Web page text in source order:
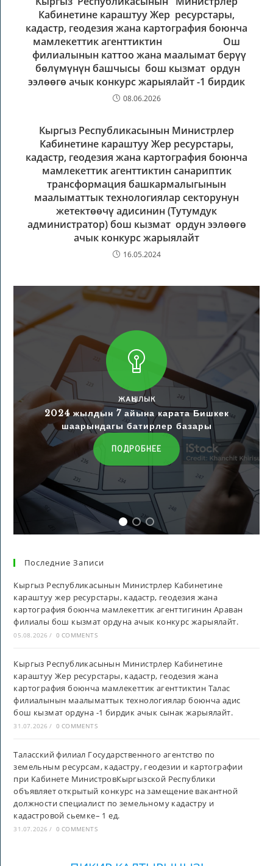
Кабинетине караштуу Жер ресурстары,
кадастр, геодезия жана картография боюнча
мамлекеттик агенттиктин Ош
филиалынын каттоо жана маалымат берүү
бөлүмүнүн башчысы бош кызмат ордун
ээлөөгө ачык конкурс жарыялайт -1 бирдик
08.06.2026
Кыргыз Республикасынын Министрлер
Кабинетине караштуу Жер ресурстары,
кадастр, геодезия жана картография боюнча
мамлекеттик агенттиктин санариптик
трансформация башкармалыгынын
маалыматтык технологиялар секторунун
жетектөөчү адисинин (Тутумдук
администратор) бош кызмат ордун ээлөөгө
ачык конкурс жарыялайт
16.05.2024
ЖАҢЫЛЫК
2024 жылдын 7 айына карата Бишкек
шаарындагы батирлер базары
ПОДРОБНЕЕ
Последние Записи
Кыргыз Республикасынын Министрлер Кабинетине
караштуу жер ресурстары, кадастр, геодезия жана
картография боюнча мамлекеттик агенттигинин Араван
филиалы бош кызмат ордуна ачык конкурс жарыялайт.
05.08.2026 / 0 COMMENTS
Кыргыз Республикасынын Министрлер Кабинетине
караштуу Жер ресурстары, кадастр, геодезия жана
картография боюнча мамлекеттик агенттиктин Талас
филиалынын маалыматтык технологиялар боюнча адис
бош кызмат ордуна -1 бирдик ачык сынак жарыялайт.
31.07.2026 / 0 COMMENTS
Таласский филиал Государственного агентство по
земельным ресурсам, кадастру, геодезии и картографии
при Кабинете МинистровКыргызской Республики
объявляет открытый конкурс на замещение вакантной
должности специалист по земельному кадастру и
кадастровой сьемке– 1 ед.
31.07.2026 / 0 COMMENTS